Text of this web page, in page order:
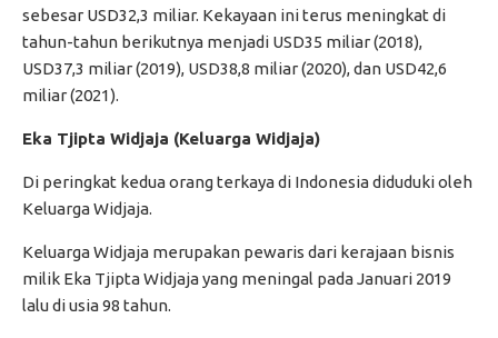
sebesar USD32,3 miliar. Kekayaan ini terus meningkat di
tahun-tahun berikutnya menjadi USD35 miliar (2018),
USD37,3 miliar (2019), USD38,8 miliar (2020), dan USD42,6
miliar (2021).
Eka Tjipta Widjaja (Keluarga Widjaja)
Di peringkat kedua orang terkaya di Indonesia diduduki oleh
Keluarga Widjaja.
Keluarga Widjaja merupakan pewaris dari kerajaan bisnis
milik Eka Tjipta Widjaja yang meningal pada Januari 2019
lalu di usia 98 tahun.